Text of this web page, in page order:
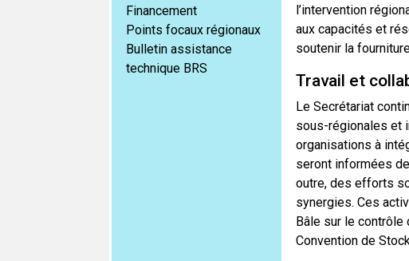
Financement
Points focaux régionaux
Bulletin assistance
technique BRS
l’intervention
aux capacités et
soutenir la
Travail et
Le Secrétariat
sous-régionales et
organisations à
seront informées
outre, des efforts
synergies. Ces
Bâle sur le
Convention de